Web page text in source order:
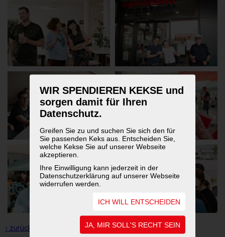
WIR SPENDIEREN KEKSE und
sorgen damit für Ihren
Datenschutz.
Greifen Sie zu und suchen Sie sich den für
Sie passenden Keks aus. Entscheiden Sie,
welche Kekse Sie auf unserer Webseite
akzeptieren.
Ihre Einwilligung kann jederzeit in der
Datenschutzerklärung auf unserer Webseite
widerrufen werden.
ICH WILL ENTSCHEIDEN
JA, MIR SOLL'S RECHT SEIN
‹ zurück zur Übersicht